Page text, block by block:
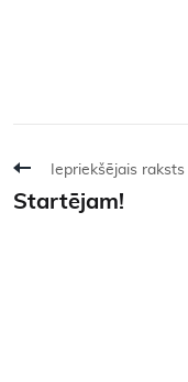
Iepriekšējais raksts
Startējam!